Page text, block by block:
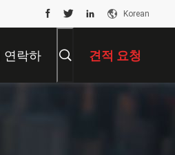
Korean
연락하 견적 요청